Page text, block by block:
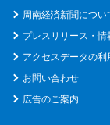
周南経済新聞につい
プレスリリース・
アクセスデータの利
お問い合わせ
広告のご案内